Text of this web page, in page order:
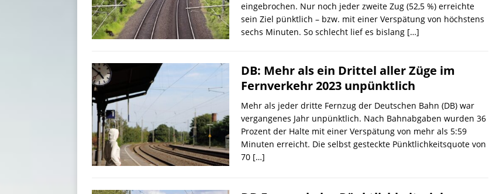
eingebrochen. Nur noch jeder zweite Zug (52,5 %) erreichte
sein Ziel pünktlich – bzw. mit einer Verspätung von höchstens
sechs Minuten. So schlecht lief es bislang […]
DB: Mehr als ein Drittel aller Züge im
Fernverkehr 2023 unpünktlich
Mehr als jeder dritte Fernzug der Deutschen Bahn (DB) war
vergangenes Jahr unpünktlich. Nach Bahnabgaben wurden 36
Prozent der Halte mit einer Verspätung von mehr als 5:59
Minuten erreicht. Die selbst gesteckte Pünktlichkeitsquote von
70 […]